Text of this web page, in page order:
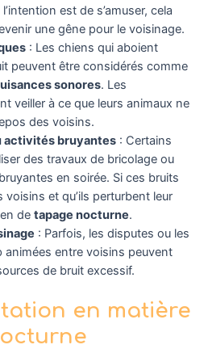
est de s’amuser, cela
une gêne pour le voisinage.
: Les chiens qui aboient
peuvent être considérés comme
sonores. Les
veiller à ce que leurs animaux ne
des voisins.
activités bruyantes: Certains
des travaux de bricolage ou
en soirée. Si ces bruits
voisins et qu’ils perturbent leur
de tapage nocturne.
: Parfois, les disputes ou les
entre voisins peuvent
de bruit excessif.
en matière